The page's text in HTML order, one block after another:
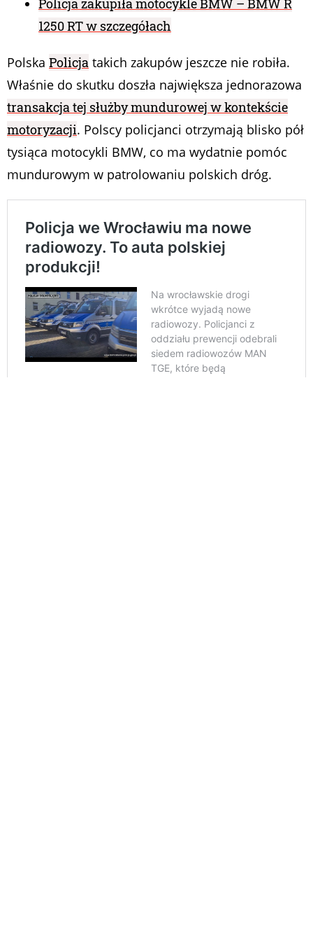
1250 RT w szczegółach
Polska Policja takich zakupów jeszcze nie robiła.
Właśnie do skutku doszła największa jednorazowa
transakcja tej służby mundurowej w kontekście
motoryzacji. Polscy policjanci otrzymają blisko pół
tysiąca motocykli BMW, co ma wydatnie pomóc
mundurowym w patrolowaniu polskich dróg.